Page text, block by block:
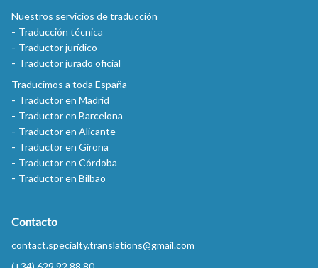
Nuestros servicios de traducción
Traducción técnica
Traductor jurídico
Traductor jurado oficial
Traducimos a toda España
Traductor en Madrid
Traductor en Barcelona
Traductor en Alicante
Traductor en Girona
Traductor en Córdoba
Traductor en Bilbao
Contacto
contact.specialty.translations@gmail.com